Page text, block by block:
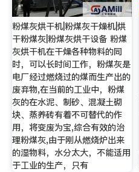
粉煤灰烘干机|粉煤灰干燥机|烘
干粉煤灰|粉煤灰烘干设备 粉煤
灰烘干机在干燥各种物料的同
时，可以长时间工作，粉煤灰是
电厂经过燃烧过的煤而生产出的
废弃物,在当前的工业中，粉煤
灰的在水泥、制砂、混凝土砌
块、蒸养砖有着不可替代的作
用，将变废为宝,综合有效的治
理粉煤灰,由于刚从燃烧炉出来
的湿物料，水分太大，不能适用
于工业的生产，只有